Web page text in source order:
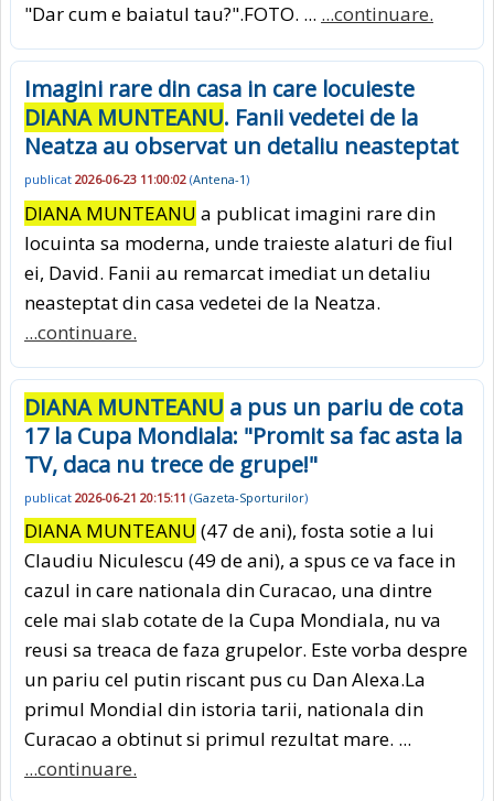
"Dar cum e baiatul tau?".FOTO. ... ...continuare.
Imagini rare din casa in care locuieste
DIANA MUNTEANU. Fanii vedetei de la
Neatza au observat un detaliu neasteptat
publicat 2026-06-23 11:00:02 (Antena-1)
DIANA MUNTEANU a publicat imagini rare din
locuinta sa moderna, unde traieste alaturi de fiul
ei, David. Fanii au remarcat imediat un detaliu
neasteptat din casa vedetei de la Neatza.
...continuare.
DIANA MUNTEANU a pus un pariu de cota
17 la Cupa Mondiala: "Promit sa fac asta la
TV, daca nu trece de grupe!"
publicat 2026-06-21 20:15:11 (Gazeta-Sporturilor)
DIANA MUNTEANU (47 de ani), fosta sotie a lui
Claudiu Niculescu (49 de ani), a spus ce va face in
cazul in care nationala din Curacao, una dintre
cele mai slab cotate de la Cupa Mondiala, nu va
reusi sa treaca de faza grupelor. Este vorba despre
un pariu cel putin riscant pus cu Dan Alexa.La
primul Mondial din istoria tarii, nationala din
Curacao a obtinut si primul rezultat mare. ...
...continuare.